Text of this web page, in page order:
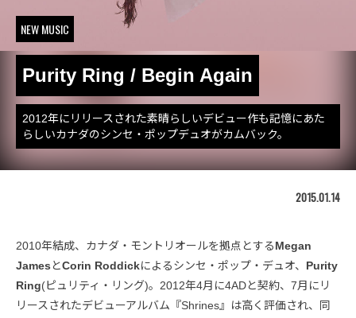
NEW MUSIC
Purity Ring / Begin Again
2012年にリリースされた素晴らしいデビュー作も記憶にあた
らしいカナダのシンセ・ポップデュオがカムバック。
2015.01.14
2010年結成、カナダ・モントリオールを拠点とするMegan
James とCorin Roddickによるシンセ・ポップ・デュオ、 Purity
Ring(ピュリティ・リング)。2012年4月に4ADと契約、7月にリ
リースされたデビューアルバム『Shrines』は高く評価され、同